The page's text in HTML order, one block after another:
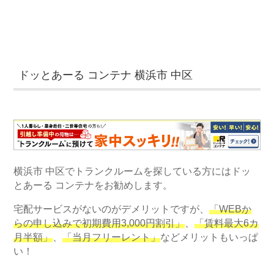
ドッとあーる コンテナ 横浜市 中区
横浜市 中区でトランクルームを探している方にはドッ
とあーる コンテナをお勧めします。
宅配サービスがないのがデメリットですが、「WEBか
らの申し込みで初期費用3,000円割引」 、「賃料最大6カ
月半額」 、「当月フリーレント」などメリットもいっぱ
い！